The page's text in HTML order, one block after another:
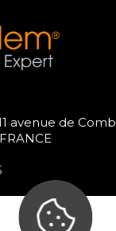
avenue de